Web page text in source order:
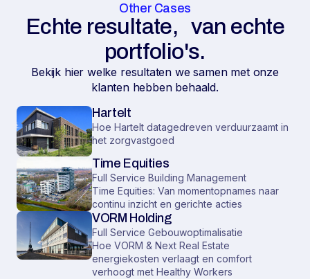
Other Cases
Echte resultate, van echte
portfolio's.
Bekijk hier welke resultaten we samen met onze
klanten hebben behaald.
Hartelt
Hoe Hartelt datagedreven verduurzaamt in
het zorgvastgoed
Full Service Building Management
Time Equities
Time Equities: Van momentopnames naar
continu inzicht en gerichte acties
Full Service Gebouwoptimalisatie
VORM Holding
Hoe VORM & Next Real Estate
energiekosten verlaagt en comfort
verhoogt met Healthy Workers